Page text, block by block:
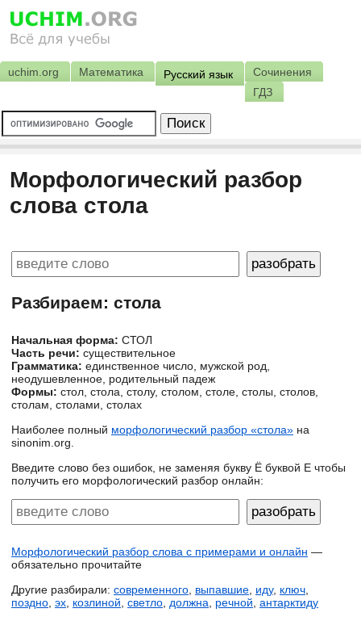
uchim.org Математика Русский язык
Сочинения
ГДЗ
Морфологический разбор
слова стола
Разбираем: стола
Начальная форма: СТОЛ
Часть речи: существительное
Грамматика: единственное число, мужской род,
неодушевленное, родительный падеж
Формы: стол, стола, столу, столом, столе, столы, столов,
столам, столами, столах
Наиболее полный морфологический разбор «стола» на
sinonim.org.
Введите слово без ошибок, не заменяя букву Ё буквой Е чтобы
получить его морфологический разбор онлайн:
Морфологический разбор слова с примерами и онлайн —
обязательно прочитайте
Другие разбирали: современного выпавшие иду, ключ
поздно эх козлиной светло должна речной антарктиду